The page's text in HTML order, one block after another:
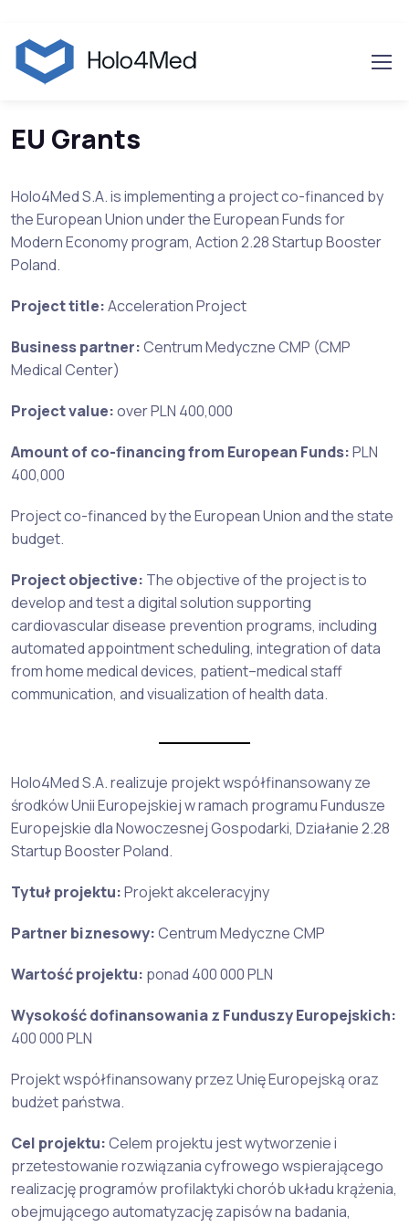
Skip to navigation
Skip to content
EU Grants
Holo4Med S.A. is implementing a project co-financed by
the European Union under the European Funds for
Modern Economy program, Action 2.28 Startup Booster
Poland.
Project title:Acceleration Project
Business partner:Centrum Medyczne CMP (CMP
Medical Center)
Project value:over PLN 400,000
Amount of co-financing from European Funds:PLN
400,000
Project co-financed by the European Union and the state
budget.
Project objective: The objective of the project is to
develop and test a digital solution supporting
cardiovascular disease prevention programs, including
automated appointment scheduling, integration of data
from home medical devices, patient–medical staff
communication, and visualization of health data.
Holo4Med S.A. realizuje projekt współfinansowany ze
środków Unii Europejskiej w ramach programu Fundusze
Europejskie dla Nowoczesnej Gospodarki, Działanie 2.28
Startup Booster Poland.
Tytuł projektu:Projekt akceleracyjny
Partner biznesowy:Centrum Medyczne CMP
Wartość projektu: ponad 400 000 PLN
Wysokość dofinansowania z Funduszy Europejskich:
400 000 PLN
Projekt współfinansowany przez Unię Europejską oraz
budżet państwa.
Cel projektu:Celem projektu jest wytworzenie i
przetestowanie rozwiązania cyfrowego wspierającego
realizację programów profilaktyki chorób układu krążenia,
obejmującego automatyzację zapisów na badania,